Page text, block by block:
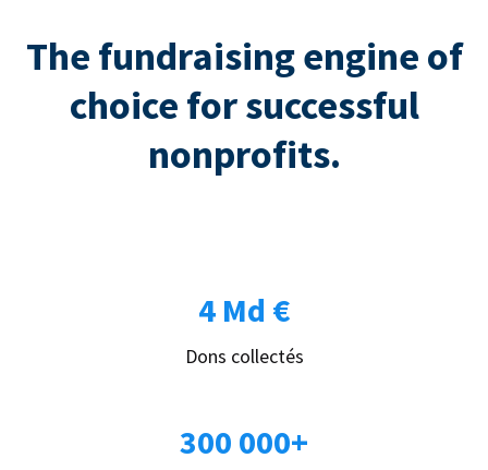
The fundraising engine of
choice for successful
nonprofits.
4 Md €
Dons collectés
300 000+